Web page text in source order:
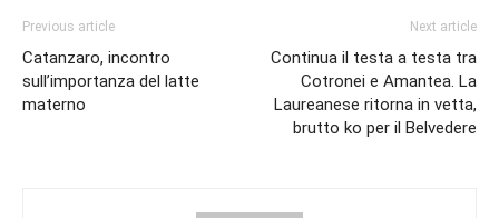
Previous article
Catanzaro, incontro
sull’importanza del latte
materno
Next article
Continua il testa a testa tra
Cotronei e Amantea. La
Laureanese ritorna in vetta,
brutto ko per il Belvedere